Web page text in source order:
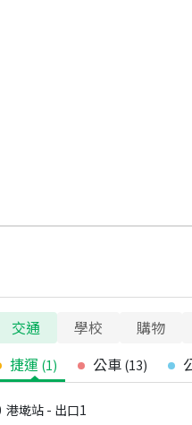
交通 學校 購物
捷運 (1) 公車 (13)
港墘站 - 出口1